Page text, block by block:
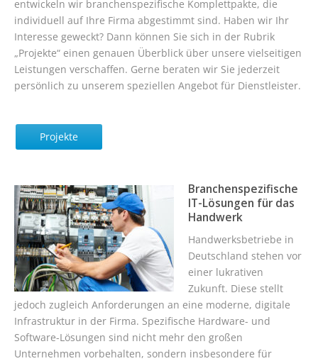
entwickeln wir branchenspezifische Komplettpakte, die
individuell auf Ihre Firma abgestimmt sind. Haben wir Ihr
Interesse geweckt? Dann können Sie sich in der Rubrik
„Projekte“ einen genauen Überblick über unsere vielseitigen
Leistungen verschaffen. Gerne beraten wir Sie jederzeit
persönlich zu unserem speziellen Angebot für Dienstleister.
Projekte
Branchenspezifische
IT-Lösungen für das
Handwerk
Handwerksbetriebe in
Deutschland stehen vor
einer lukrativen
Zukunft. Diese stellt
jedoch zugleich Anforderungen an eine moderne, digitale
Infrastruktur in der Firma. Spezifische Hardware- und
Software-Lösungen sind nicht mehr den großen
Unternehmen vorbehalten, sondern insbesondere für